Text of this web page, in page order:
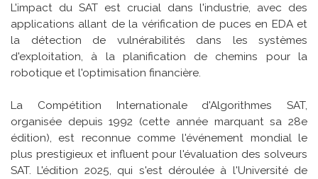
L'impact du SAT est crucial dans l'industrie, avec des
applications allant de la vérification de puces en EDA et
la détection de vulnérabilités dans les systèmes
d'exploitation, à la planification de chemins pour la
robotique et l'optimisation financière.
La Compétition Internationale d'Algorithmes SAT,
organisée depuis 1992 (cette année marquant sa 28e
édition), est reconnue comme l'événement mondial le
plus prestigieux et influent pour l'évaluation des solveurs
SAT. L'édition 2025, qui s'est déroulée à l'Université de